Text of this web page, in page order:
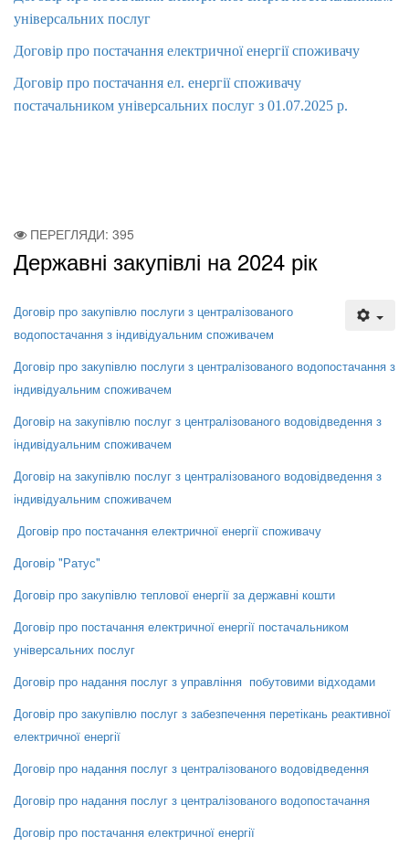
універсальних послуг
Договір про постачання електричної енергії споживачу
Договір про постачання ел. енергії споживачу
постачальником універсальних послуг з 01.07.2025 р.
ПЕРЕГЛЯДИ: 395
Державні закупівлі на 2024 рік
Договір про закупівлю послуги з централізованого
водопостачання з індивідуальним споживачем
Договір про закупівлю послуги з централізованого водопостачання з
індивідуальним споживачем
Договір на закупівлю послуг з централізованого водовідведення з
індивідуальним споживачем
Договір на закупівлю послуг з централізованого водовідведення з
індивідуальним споживачем
Договір про постачання електричної енергії споживачу
Договір "Ратус"
Договір про закупівлю теплової енергії за державні кошти
Договір про постачання електричної енергії постачальником
універсальних послуг
Договір про надання послуг з управління побутовими відходами
Договір про закупівлю послуг з забезпечення перетікань реактивної
електричної енергії
Договір про надання послуг з централізованого водовідведення
Договір про надання послуг з централізованого водопостачання
Договір про постачання електричної енергії